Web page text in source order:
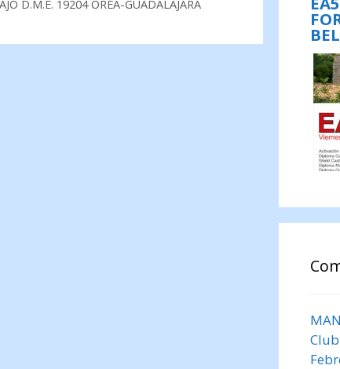
D.M.E. 19204 OREA-GUADALAJARA